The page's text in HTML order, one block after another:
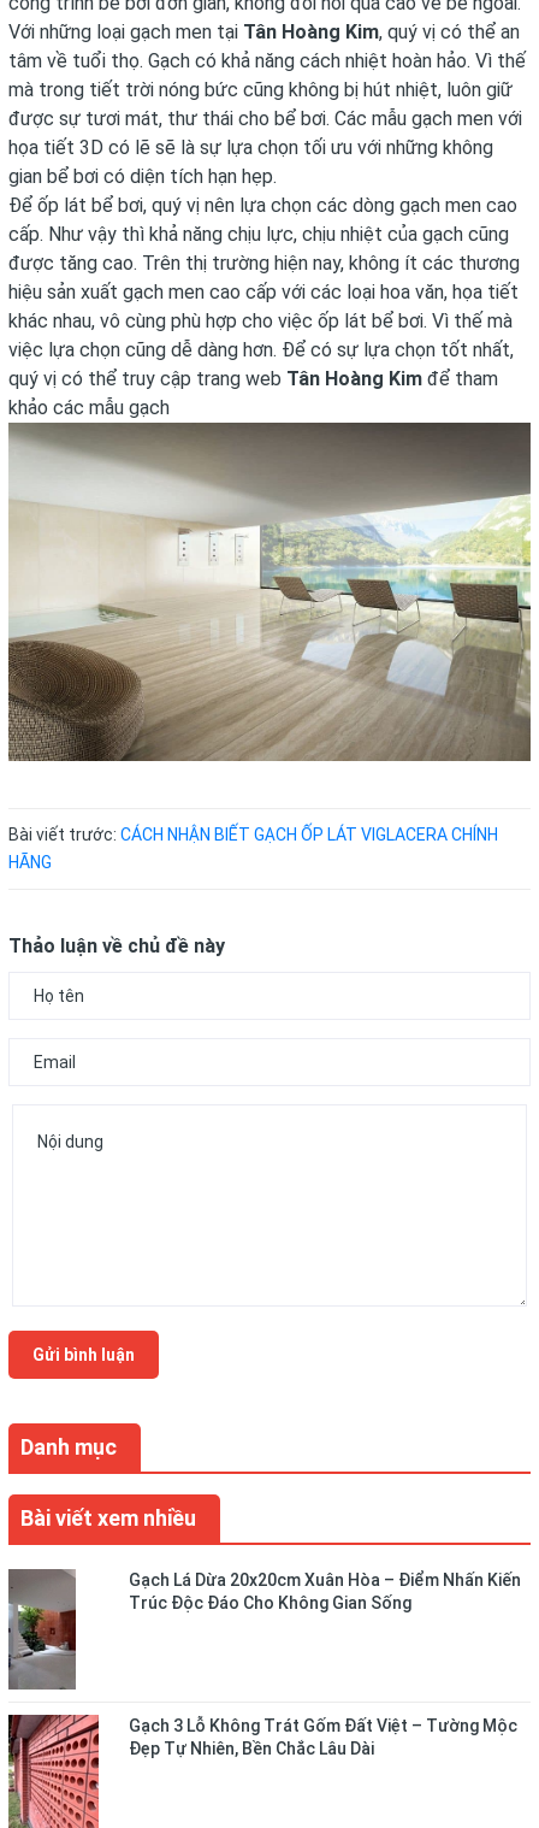
Danh mục
Bài viết xem nhiều
Gạch Lá Dừa 20x20cm Xuân Hòa – Điểm Nhấn Kiến
Trúc Độc Đáo Cho Không Gian Sống
Gạch 3 Lỗ Không Trát Gốm Đất Việt – Tường Mộc
Đẹp Tự Nhiên, Bền Chắc Lâu Dài
Với những loại gạch men tại Tân Hoàng Kim, quý vị có thể an
tâm về tuổi thọ. Gạch có khả năng cách nhiệt hoàn hảo. Vì thế
mà trong tiết trời nóng bức cũng không bị hút nhiệt, luôn giữ
được sự tươi mát, thư thái cho bể bơi. Các mẫu gạch men với
họa tiết 3D có lẽ sẽ là sự lựa chọn tối ưu với những không
gian bể bơi có diện tích hạn hẹp.
Để ốp lát bể bơi, quý vị nên lựa chọn các dòng gạch men cao
cấp. Như vậy thì khả năng chịu lực, chịu nhiệt của gạch cũng
được tăng cao. Trên thị trường hiện nay, không ít các thương
hiệu sản xuất gạch men cao cấp với các loại hoa văn, họa tiết
khác nhau, vô cùng phù hợp cho việc ốp lát bể bơi. Vì thế mà
việc lựa chọn cũng dễ dàng hơn. Để có sự lựa chọn tốt nhất,
quý vị có thể truy cập trang web Tân Hoàng Kim để tham
khảo các mẫu gạch
Bài viết trước: CÁCH NHẬN BIẾT GẠCH ỐP LÁT VIGLACERA CHÍNH
HÃNG
Thảo luận về chủ đề này
Gửi bình luận